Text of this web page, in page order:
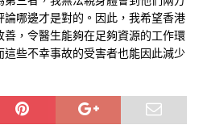
哪邊才是對的。因此，我希望香港
，令醫生能夠在足夠資源的工作環
些不幸事故的受害者也能因此減少